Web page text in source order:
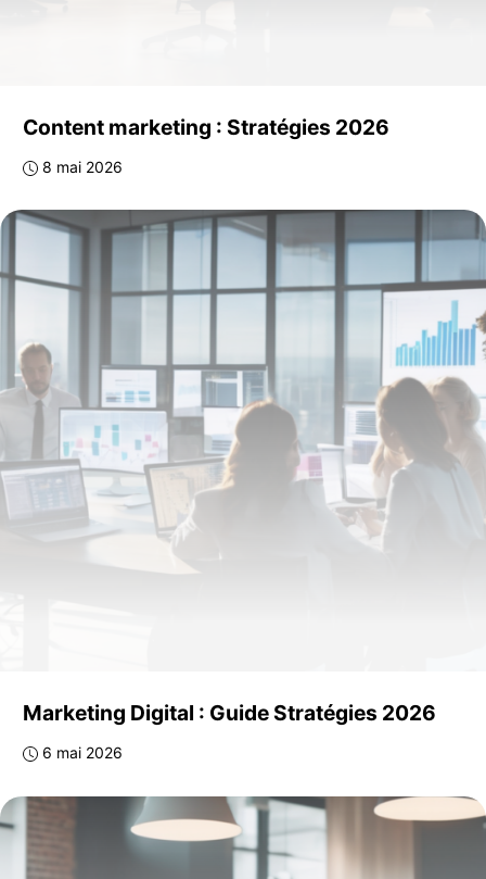
Content marketing : Stratégies 2026
8 mai 2026
Marketing Digital : Guide Stratégies 2026
6 mai 2026